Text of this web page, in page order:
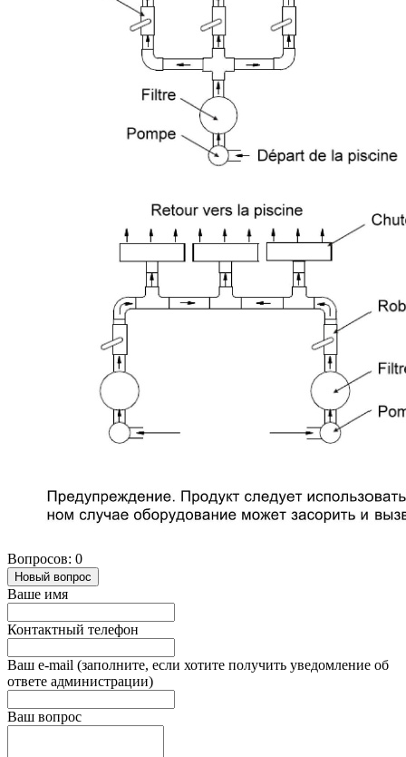
Вопросов: 0
Новый вопрос
Ваше имя
Контактный телефон
Ваш e-mail (заполните, если хотите получить уведомление об
ответе администрации)
Ваш вопрос